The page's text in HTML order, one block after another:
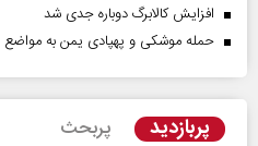
افزایش کالابرگ دوباره جدی شد
حمله موشکی و پهپادی یمن به مواضع
پربازدید پربحث